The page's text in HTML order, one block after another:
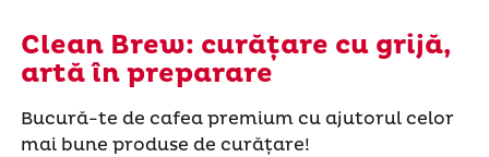
Clean Brew: curățare cu grijă,
artă în preparare
Bucură-te de cafea premium cu ajutorul celor
mai bune produse de curățare!